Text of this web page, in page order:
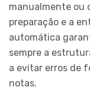
manualmente ou
preparação e a
automática
sempre a
a evitar erros de
notas.